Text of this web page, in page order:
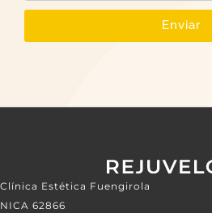
Enviar
Clínica Estética Fuengirola
NICA 62866